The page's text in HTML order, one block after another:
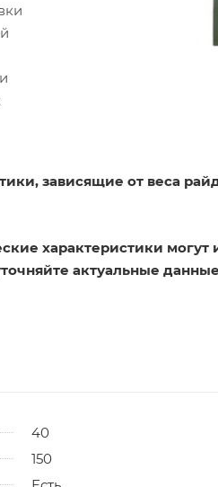
зависящие от веса
характеристики могут
актуальные
40
150